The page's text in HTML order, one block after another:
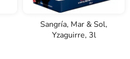
Sangría, Mar & Sol,
Yzaguirre, 3l